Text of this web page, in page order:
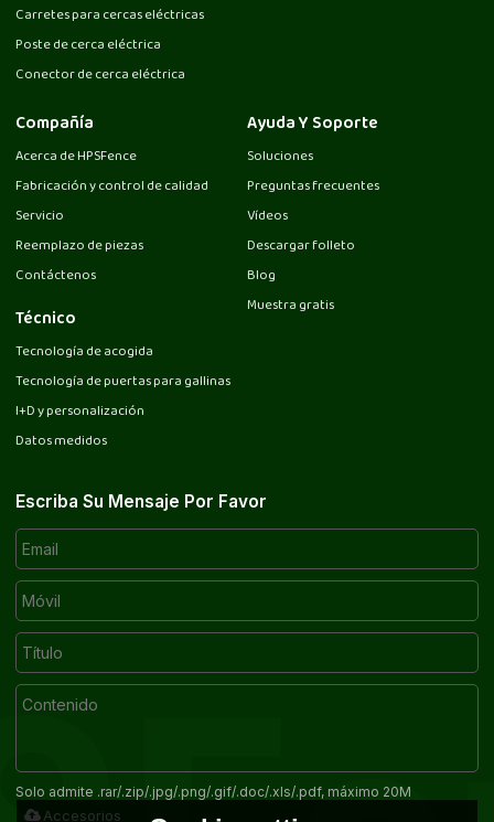
Carretes para cercas eléctricas
Poste de cerca eléctrica
Conector de cerca eléctrica
Compañía
Acerca de HPSFence
Fabricación y control de calidad
Servicio
Reemplazo de piezas
Contáctenos
Técnico
Tecnología de acogida
Tecnología de puertas para gallinas
I+D y personalización
Datos medidos
Ayuda Y Soporte
Soluciones
Preguntas frecuentes
Vídeos
Descargar folleto
Blog
Muestra gratis
Escriba Su Mensaje Por Favor
Solo admite .rar/.zip/.jpg/.png/.gif/.doc/.xls/.pdf, máximo 20M
Accesorios